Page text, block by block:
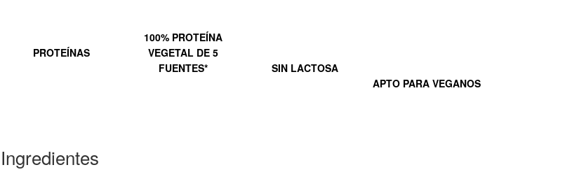
PROTEÍNAS
100% PROTEÍNA
VEGETAL DE 5
FUENTES*
SIN LACTOSA
APTO PARA VEGANOS
Ingredientes